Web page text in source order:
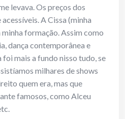
levava. Os preços dos
A Cissa (minha
formação. Assim como
dança contemporânea e
foi mais a fundo nisso tudo, se
milhares de shows
quem era, mas que
famosos, como Alceu